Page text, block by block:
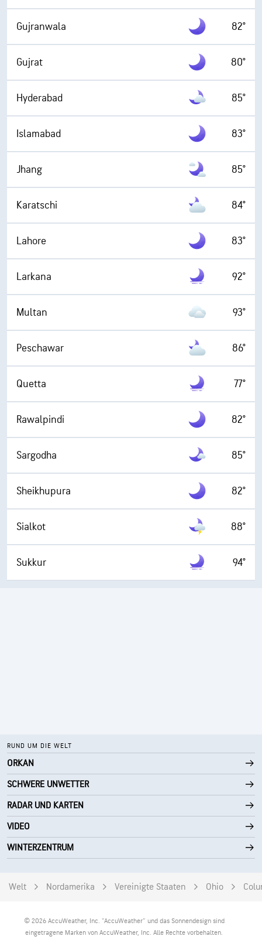
Gujranwala 82°
Gujrat 80°
Hyderabad 85°
Islamabad 83°
Jhang 85°
Karatschi 84°
Lahore 83°
Larkana 92°
Multan 93°
Peschawar 86°
Quetta 77°
Rawalpindi 82°
Sargodha 85°
Sheikhupura 82°
Sialkot 88°
Sukkur 94°
RUND UM DIE WELT
ORKAN
SCHWERE UNWETTER
RADAR UND KARTEN
VIDEO
WINTERZENTRUM
Welt Nordamerika Vereinigte Staaten Ohio
© 2026 AccuWeather, Inc. "AccuWeather" und das Sonnendesign sind
eingetragene Marken von AccuWeather, Inc. Alle Rechte vorbehalten.